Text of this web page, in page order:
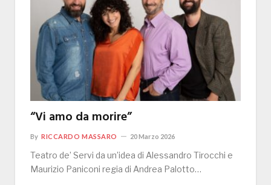
“Vi amo da morire”
By RICCARDO MASSARO 20 Marzo 2026
Teatro de’ Servi da un’idea di Alessandro Tirocchi e
Maurizio Paniconi regia di Andrea Palotto…